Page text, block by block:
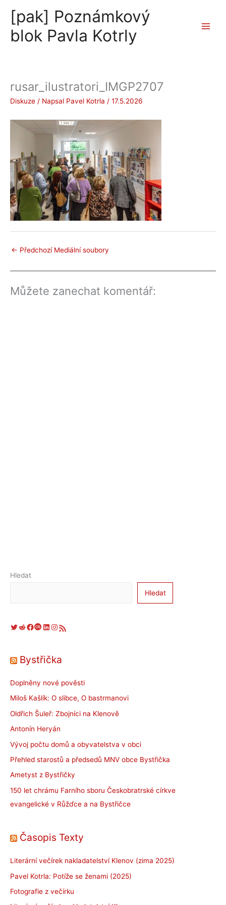
obsah
[pak] Poznámkový
blok Pavla Kotrly
rusar_ilustratori_IMGP2707
Diskuze / Napsal Pavel Kotrla / 17.5.2026
← Předchozí Mediální soubory
Můžete zanechat komentář:
Hledat
Hledat
Twitter Reddit Facebook Last.fm LinkedIn Instagram RSS zdroj
Bystřička
Doplněny nové pověsti
Miloš Kašlík: O slibce, O bastrmanovi
Oldřich Šuleř: Zbojníci na Klenově
Antonín Heryán
Vývoj počtu domů a obyvatelstva v obci
Přehled starostů a předsedů MNV obce Bystřička
Ametyst z Bystřičky
150 let chrámu Farního sboru Českobratrské církve
evangelické v Růžďce a na Bystřičce
Časopis Texty
Literární večírek nakladatelství Klenov (zima 2025)
Pavel Kotrla: Potíže se ženami (2025)
Fotografie z večírku